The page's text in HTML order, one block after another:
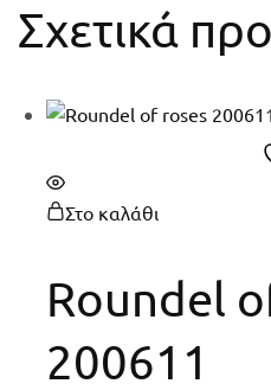
Σχετικά
Στο καλάθι
Roundel
200611